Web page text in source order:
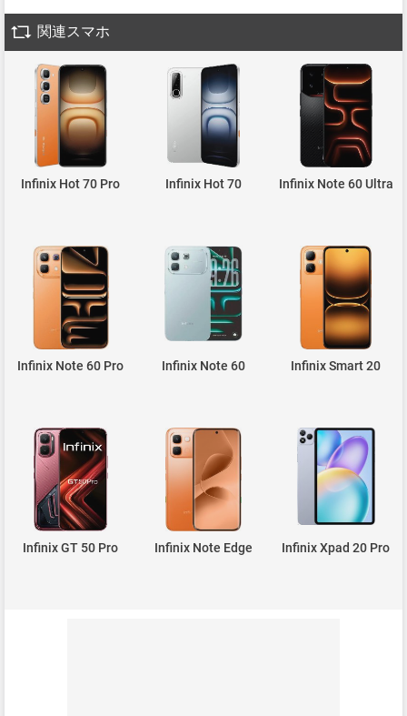
関連スマホ
Infinix Hot 70 Pro Infinix Hot 70 Infinix Note 60 Ultra
Infinix Note 60 Pro Infinix Note 60 Infinix Smart 20
Infinix GT 50 Pro Infinix Note Edge Infinix Xpad 20 Pro